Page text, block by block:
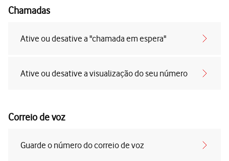
Chamadas
Ative ou desative a "chamada em espera"
Ative ou desative a visualização do seu número
Correio de voz
Guarde o número do correio de voz